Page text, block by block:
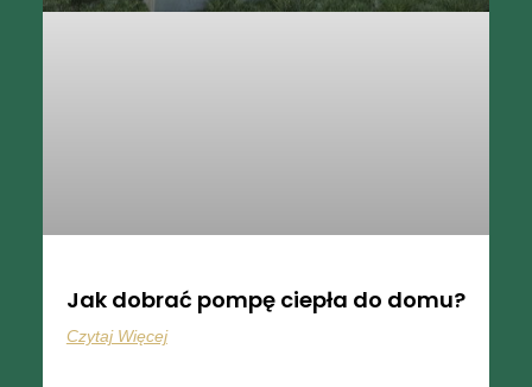
Jak dobrać pompę ciepła do domu?
Czytaj Więcej